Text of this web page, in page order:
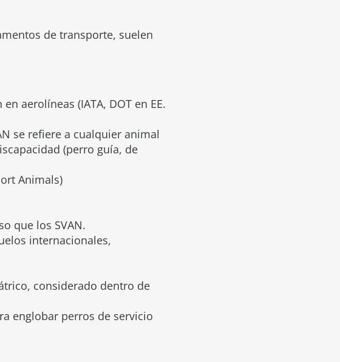
de transporte, suelen
aerolíneas (IATA, DOT en EE.
se refiere a cualquier animal
(perro guía, de
Animals)
que los SVAN.
internacionales,
considerado dentro de
englobar perros de servicio